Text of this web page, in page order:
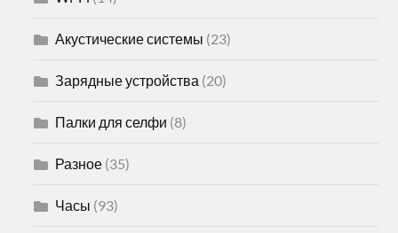
Акустические системы (23)
Зарядные устройства (20)
Палки для селфи (8)
Разное (35)
Часы (93)